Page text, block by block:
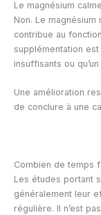
Le magnésium
Non. Le magnésium
contribue au
supplémentation
insuffisants ou
Une amélioration
de conclure à une
Combien de temps
Les études portant
généralement leur
régulière. Il n’est